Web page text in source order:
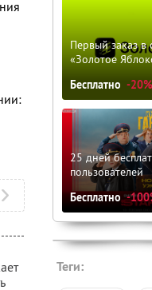
Первый заказ в
«Золотое
Бесплатно -20%
25 дней
пользователей
Бесплатно -
Теги: